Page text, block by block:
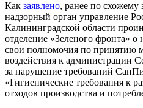
Как заявлено, ранее по схожему
надзорный орган управление
Калининградской области
отделение «Зеленого фронта»
свои полномочия по принятию
воздействия к администрации
за нарушение требований
«Гигиенические требования к
отходов производства и